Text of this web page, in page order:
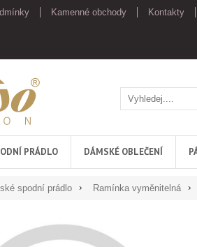
Kamenné obchody
Kontakty
PRÁDLO DÁMSKÉ OBLEČENÍ
spodní prádlo Ramínka vyměnitelná